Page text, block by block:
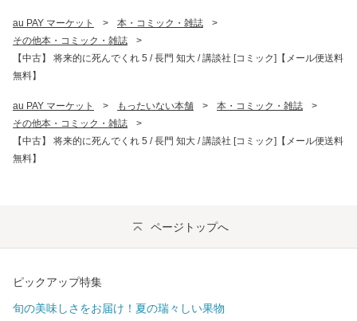
au PAY マーケット > 本・コミック・雑誌
>
その他本・コミック・雑誌
>
【中古】 将来的に死んでくれ 5 / 長門 知大 / 講談社 [コミック]【メール便送料
無料】
au PAY マーケット > もったいない本舗 > 本・コミック・雑誌
>
その他本・コミック・雑誌
>
【中古】 将来的に死んでくれ 5 / 長門 知大 / 講談社 [コミック]【メール便送料
無料】
ページトップへ
ピックアップ特集
旬の美味しさをお届け！夏の瑞々しい果物